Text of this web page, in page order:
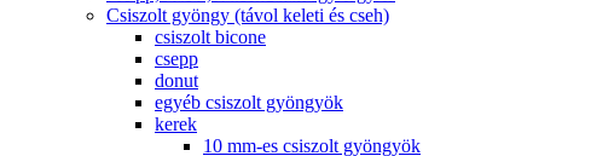
Csiszolt gyöngy (távol keleti és cseh)
csiszolt bicone
csepp
donut
egyéb csiszolt gyöngyök
kerek
10 mm-es csiszolt gyöngyök